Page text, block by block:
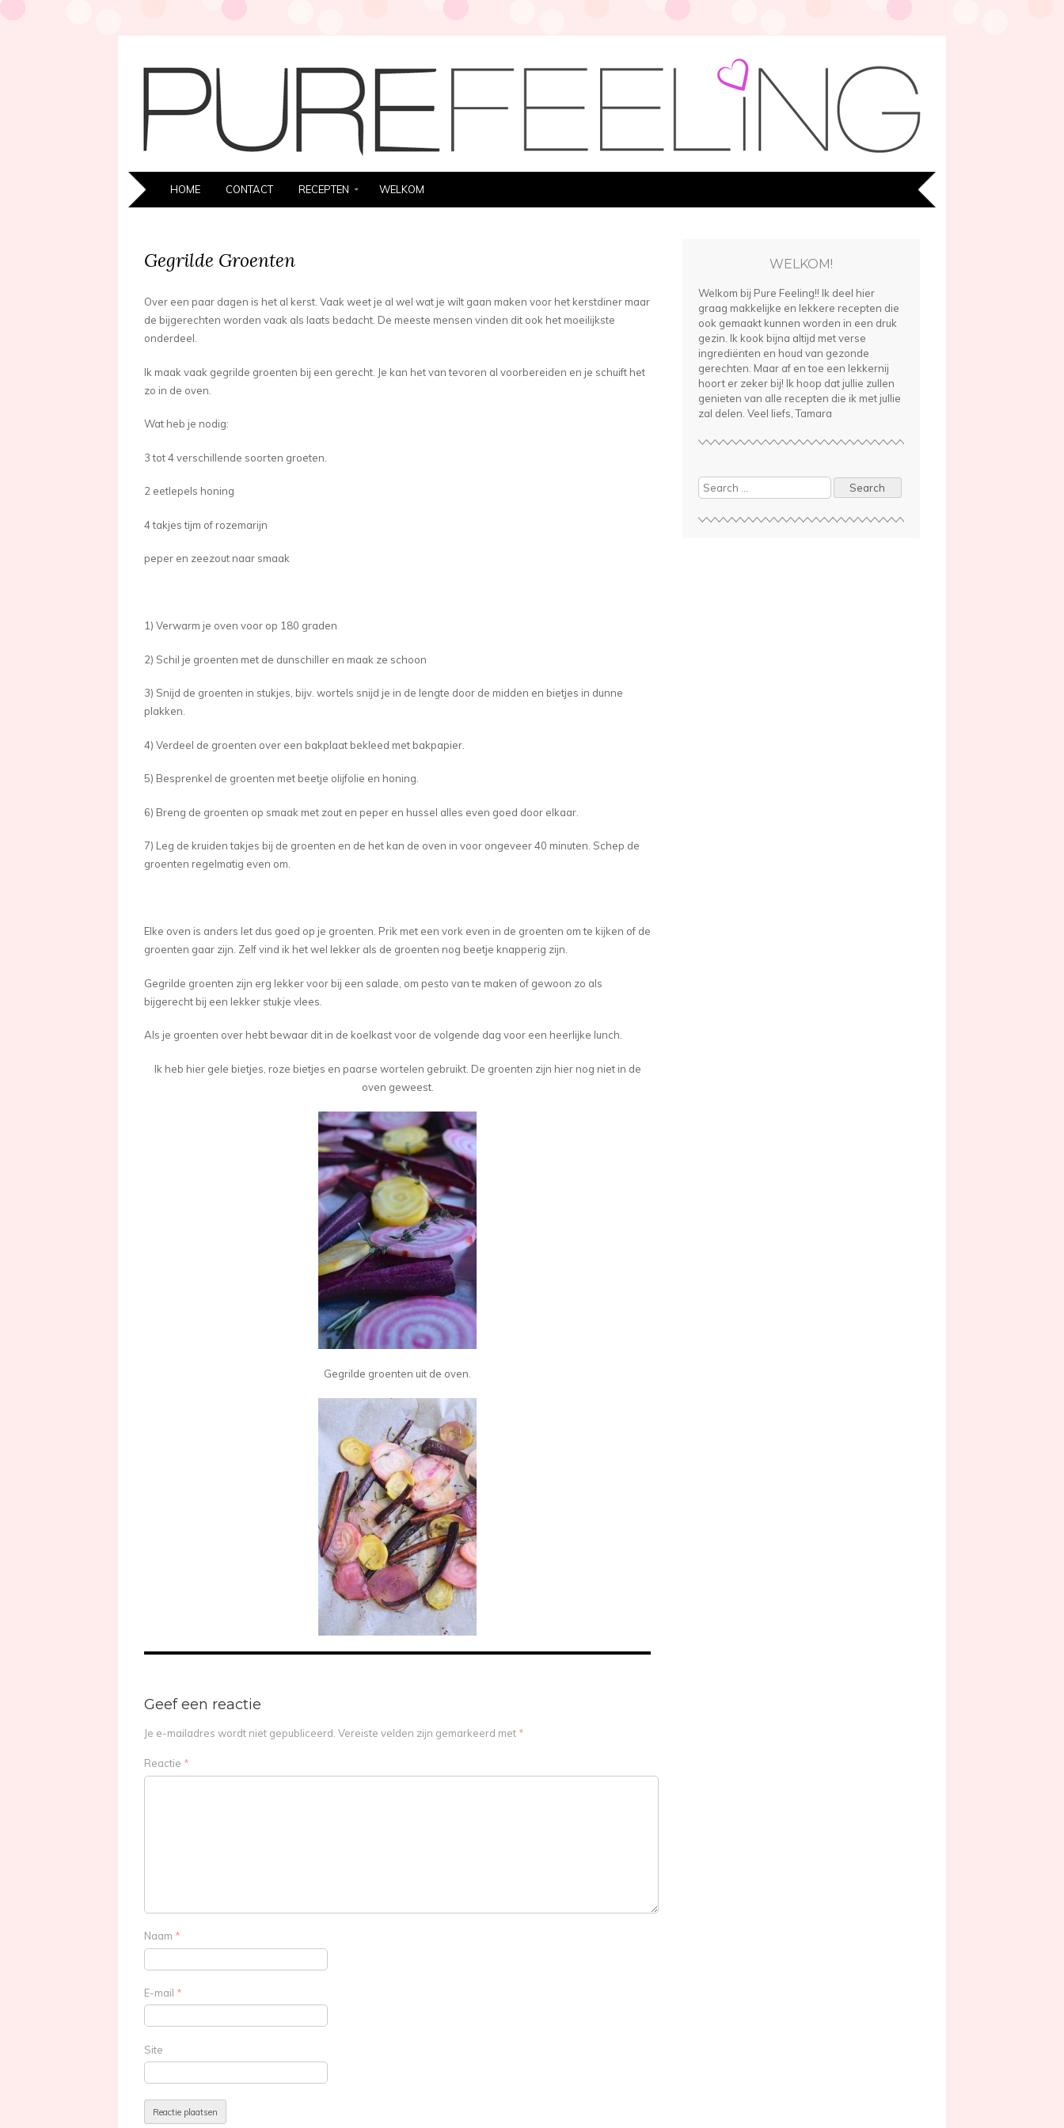
SKIP
HOME CONTACT RECEPTEN WELKOM
Gegrilde Groenten
Over een paar dagen is het al kerst. Vaak weet je al wel wat je wilt gaan maken voor het kerstdiner maar
de bijgerechten worden vaak als laats bedacht. De meeste mensen vinden dit ook het moeilijkste
onderdeel.
Ik maak vaak gegrilde groenten bij een gerecht. Je kan het van tevoren al voorbereiden en je schuift het
zo in de oven.
Wat heb je nodig:
3 tot 4 verschillende soorten groeten.
2 eetlepels honing
4 takjes tijm of rozemarijn
peper en zeezout naar smaak
1) Verwarm je oven voor op 180 graden
2) Schil je groenten met de dunschiller en maak ze schoon
3) Snijd de groenten in stukjes, bijv. wortels snijd je in de lengte door de midden en bietjes in dunne
plakken.
4) Verdeel de groenten over een bakplaat bekleed met bakpapier.
5) Besprenkel de groenten met beetje olijfolie en honing.
6) Breng de groenten op smaak met zout en peper en hussel alles even goed door elkaar.
7) Leg de kruiden takjes bij de groenten en de het kan de oven in voor ongeveer 40 minuten. Schep de
groenten regelmatig even om.
Elke oven is anders let dus goed op je groenten. Prik met een vork even in de groenten om te kijken of de
groenten gaar zijn. Zelf vind ik het wel lekker als de groenten nog beetje knapperig zijn.
Gegrilde groenten zijn erg lekker voor bij een salade, om pesto van te maken of gewoon zo als
bijgerecht bij een lekker stukje vlees.
Als je groenten over hebt bewaar dit in de koelkast voor de volgende dag voor een heerlijke lunch.
Ik heb hier gele bietjes, roze bietjes en paarse wortelen gebruikt. De groenten zijn hier nog niet in de
oven geweest.
Gegrilde groenten uit de oven.
Geef een reactie
Je e-mailadres wordt niet gepubliceerd. Vereiste velden zijn gemarkeerd met *
Reactie *
Naam *
E-mail *
Site
WELKOM!
Welkom bij Pure Feeling!! Ik deel hier
graag makkelijke en lekkere recepten die
ook gemaakt kunnen worden in een druk
gezin. Ik kook bijna altijd met verse
ingrediënten en houd van gezonde
gerechten. Maar af en toe een lekkernij
hoort er zeker bij! Ik hoop dat jullie zullen
genieten van alle recepten die ik met jullie
zal delen. Veel liefs, Tamara
Search